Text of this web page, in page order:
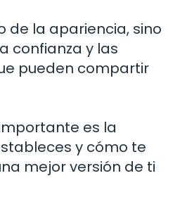
de la apariencia, sino
confianza y las
pueden compartir
es la
y cómo te
mejor versión de ti